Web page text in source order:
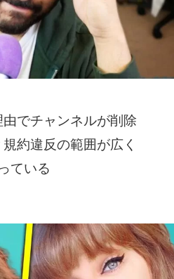
でチャンネルが削除
約違反の範囲が広く
ている